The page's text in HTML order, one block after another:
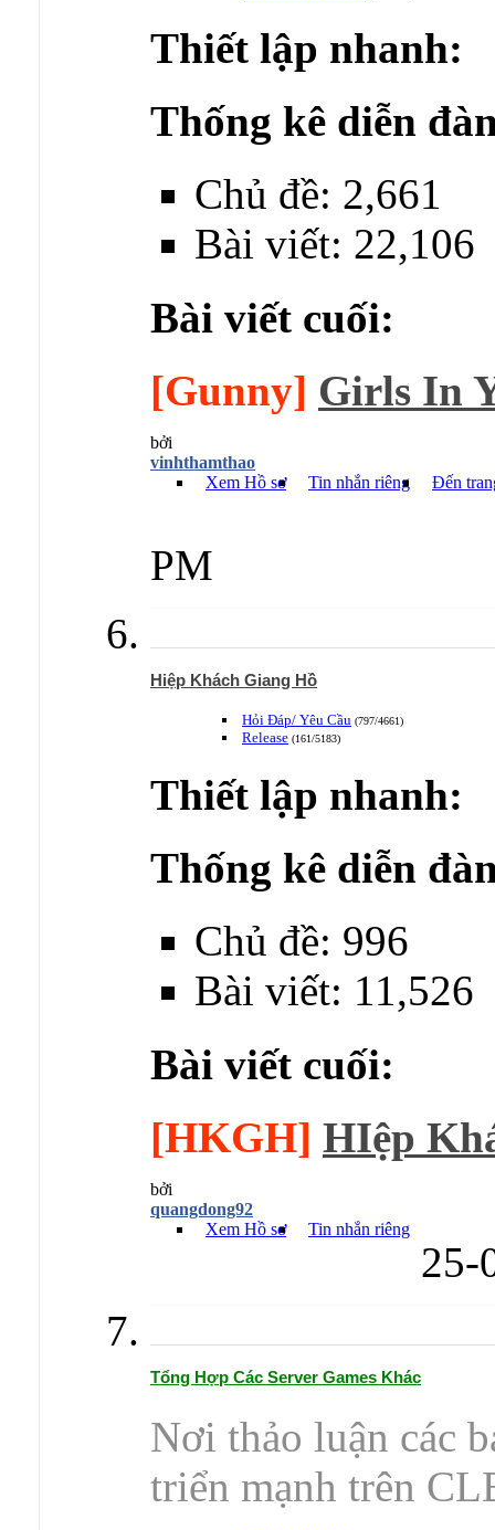
Thiết lập nhanh:
Thống kê diễn
Chủ đề: 2,661
Bài viết: 22,106
Bài viết cuối:
[Gunny] Girls In
bởi
vinhthamthao
Xem Hồ sơ
Tin nhắn riêng Đến
PM
Hiệp Khách Giang Hồ
Hỏi Đáp/ Yêu Cầu (797/4661)
Release (161/5183)
Thiết lập nhanh:
Thống kê diễn
Chủ đề: 996
Bài viết: 11,526
Bài viết cuối:
[HKGH] HIệp
bởi
quangdong92
Xem Hồ sơ
Tin nhắn riêng
25-
Tổng Hợp Các Server Games Khác
Nơi thảo luận các
triển mạnh trên